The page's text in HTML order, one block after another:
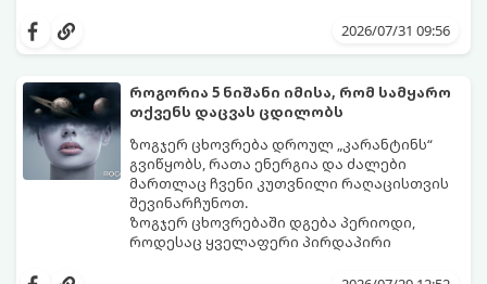
ზოდიაქოს 4 ნიშანს ფინანსური წარმატების
შორის, ვისაც აგვისტოში ფინანსური
2026/07/31 09:56
როგორია 5 ნიშანი იმისა, რომ სამყარო
თქვენს დაცვას ცდილობს
ზოგჯერ ცხოვრება დროულ „კარანტინს“
გვიწყობს, რათა ენერგია და ძალები
მართლაც ჩვენი კუთვნილი რაღაცისთვის
შევინარჩუნოთ.
ზოგჯერ ცხოვრებაში დგება პერიოდი,
როდესაც ყველაფერი პირდაპირი